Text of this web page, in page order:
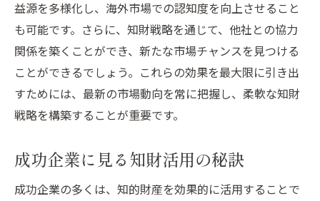
益源を多様化し、海外市場での認知度を向上させること
も可能です。さらに、知財戦略を通じて、他社との協力
関係を築くことができ、新たな市場チャンスを見つける
ことができるでしょう。これらの効果を最大限に引き出
すためには、最新の市場動向を常に把握し、柔軟な知財
戦略を構築することが重要です。
成功企業に見る知財活用の秘訣
成功企業の多くは、知的財産を効果的に活用することで